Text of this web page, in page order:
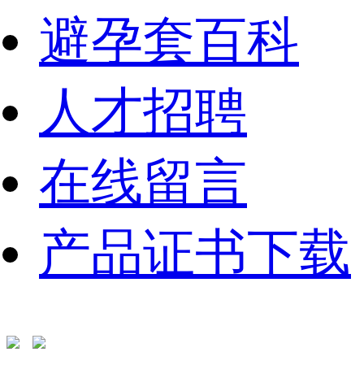
避孕套百科
人才招聘
在线留言
产品证书下载